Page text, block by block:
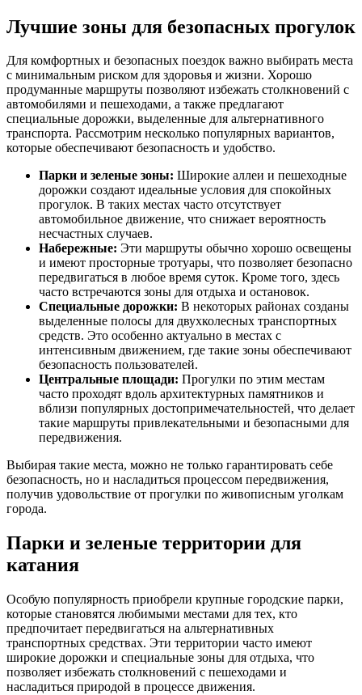
Лучшие зоны для безопасных прогулок
Для комфортных и безопасных поездок важно выбирать места
с минимальным риском для здоровья и жизни. Хорошо
продуманные маршруты позволяют избежать столкновений с
автомобилями и пешеходами, а также предлагают
специальные дорожки, выделенные для альтернативного
транспорта. Рассмотрим несколько популярных вариантов,
которые обеспечивают безопасность и удобство.
Парки и зеленые зоны: Широкие аллеи и пешеходные
дорожки создают идеальные условия для спокойных
прогулок. В таких местах часто отсутствует
автомобильное движение, что снижает вероятность
несчастных случаев.
Набережные: Эти маршруты обычно хорошо освещены
и имеют просторные тротуары, что позволяет безопасно
передвигаться в любое время суток. Кроме того, здесь
часто встречаются зоны для отдыха и остановок.
Специальные дорожки: В некоторых районах созданы
выделенные полосы для двухколесных транспортных
средств. Это особенно актуально в местах с
интенсивным движением, где такие зоны обеспечивают
безопасность пользователей.
Центральные площади: Прогулки по этим местам
часто проходят вдоль архитектурных памятников и
вблизи популярных достопримечательностей, что делает
такие маршруты привлекательными и безопасными для
передвижения.
Выбирая такие места, можно не только гарантировать себе
безопасность, но и насладиться процессом передвижения,
получив удовольствие от прогулки по живописным уголкам
города.
Парки и зеленые территории для
катания
Особую популярность приобрели крупные городские парки,
которые становятся любимыми местами для тех, кто
предпочитает передвигаться на альтернативных
транспортных средствах. Эти территории часто имеют
широкие дорожки и специальные зоны для отдыха, что
позволяет избежать столкновений с пешеходами и
насладиться природой в процессе движения.